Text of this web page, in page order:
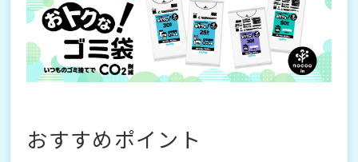
おすすめポイント